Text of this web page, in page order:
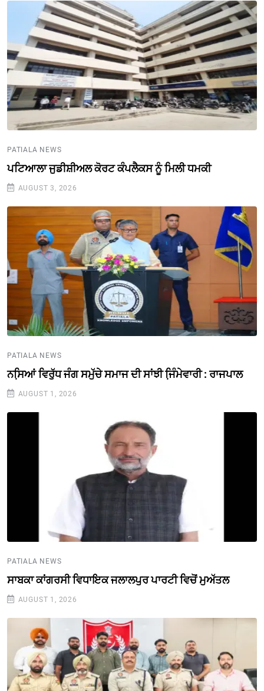
PATIALA NEWS
ਪਟਿਆਲਾ ਜੁਡੀਸ਼ੀਅਲ ਕੋਰਟ ਕੰਪਲੈਕਸ ਨੂੰ ਮਿਲੀ ਧਮਕੀ
AUGUST 3, 2026
PATIALA NEWS
ਨਸਿ਼ਆਂ ਵਿਰੁੱਧ ਜੰਗ ਸਮੁੱਚੇ ਸਮਾਜ ਦੀ ਸਾਂਝੀ ਜਿ਼ੰਮੇਵਾਰੀ : ਰਾਜਪਾਲ
AUGUST 1, 2026
PATIALA NEWS
ਸਾਬਕਾ ਕਾਂਗਰਸੀ ਵਿਧਾਇਕ ਜਲਾਲਪੁਰ ਪਾਰਟੀ ਵਿਚੋਂ ਮੁਅੱਤਲ
AUGUST 1, 2026